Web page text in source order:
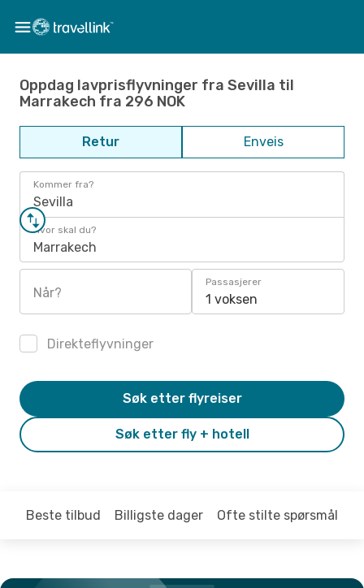
Oppdag lavprisflyvninger fra Sevilla til
Marrakech fra 296 NOK
Retur Enveis
Kommer fra?
Sevilla
Hvor skal du?
Marrakech
Når?
Passasjerer
1 voksen
Direkteflyvninger
Søk etter fly + hotell
Søk etter flyreiser
Beste tilbud Billigste dager Ofte stilte spørsmål